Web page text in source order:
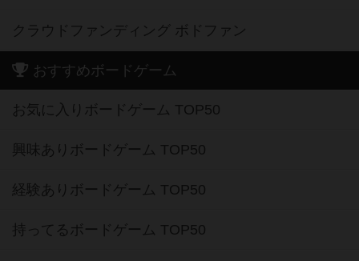
クラウドファンディング ボドファン
おすすめボードゲーム
お気に入りボードゲーム TOP50
興味ありボードゲーム TOP50
経験ありボードゲーム TOP50
持ってるボードゲーム TOP50